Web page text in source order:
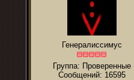
Генералиссимус
Группа: Проверенные
Сообщений: 16595